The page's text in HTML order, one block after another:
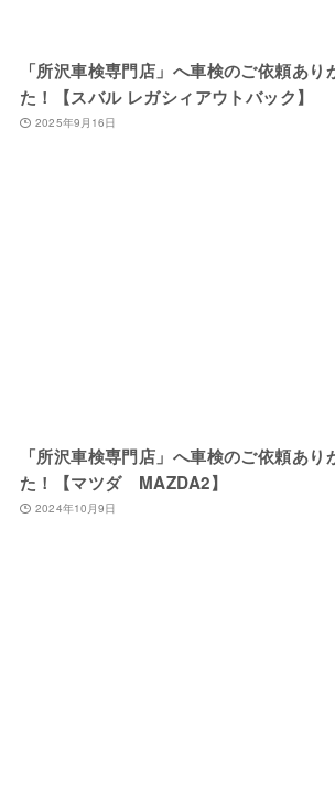
「所沢車検専門店」へ車検のご依頼あ
た！【スバル レガシィアウトバック】
2025年9月16日
「所沢車検専門店」へ車検のご依頼あ
た！【マツダ MAZDA2】
2024年10月9日